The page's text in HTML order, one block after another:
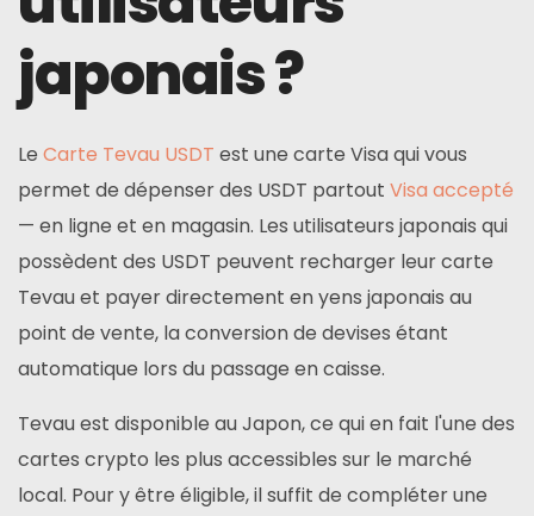
japonais ?
Le Carte Tevau USDT est une carte Visa qui vous
permet de dépenser des USDT partout Visa accepté
— en ligne et en magasin. Les utilisateurs japonais qui
possèdent des USDT peuvent recharger leur carte
Tevau et payer directement en yens japonais au
point de vente, la conversion de devises étant
automatique lors du passage en caisse.
Tevau est disponible au Japon, ce qui en fait l'une des
cartes crypto les plus accessibles sur le marché
local. Pour y être éligible, il suffit de compléter une